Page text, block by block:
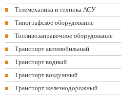
Телемеханика и техника АСУ
Типографское оборудование
Топливозаправочное оборудование
Транспорт автомобильный
Транспорт водный
Транспорт воздушный
Транспорт железнодорожный